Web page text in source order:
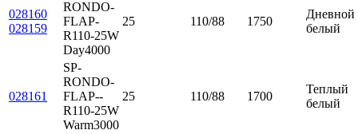
028160
028159
RONDO-
FLAP-
R110-25W
Day4000
25 110/88 1750
Дневной
белый
028161
SP-
RONDO-
FLAP--
R110-25W
Warm3000
25 110/88 1700
Теплый
белый